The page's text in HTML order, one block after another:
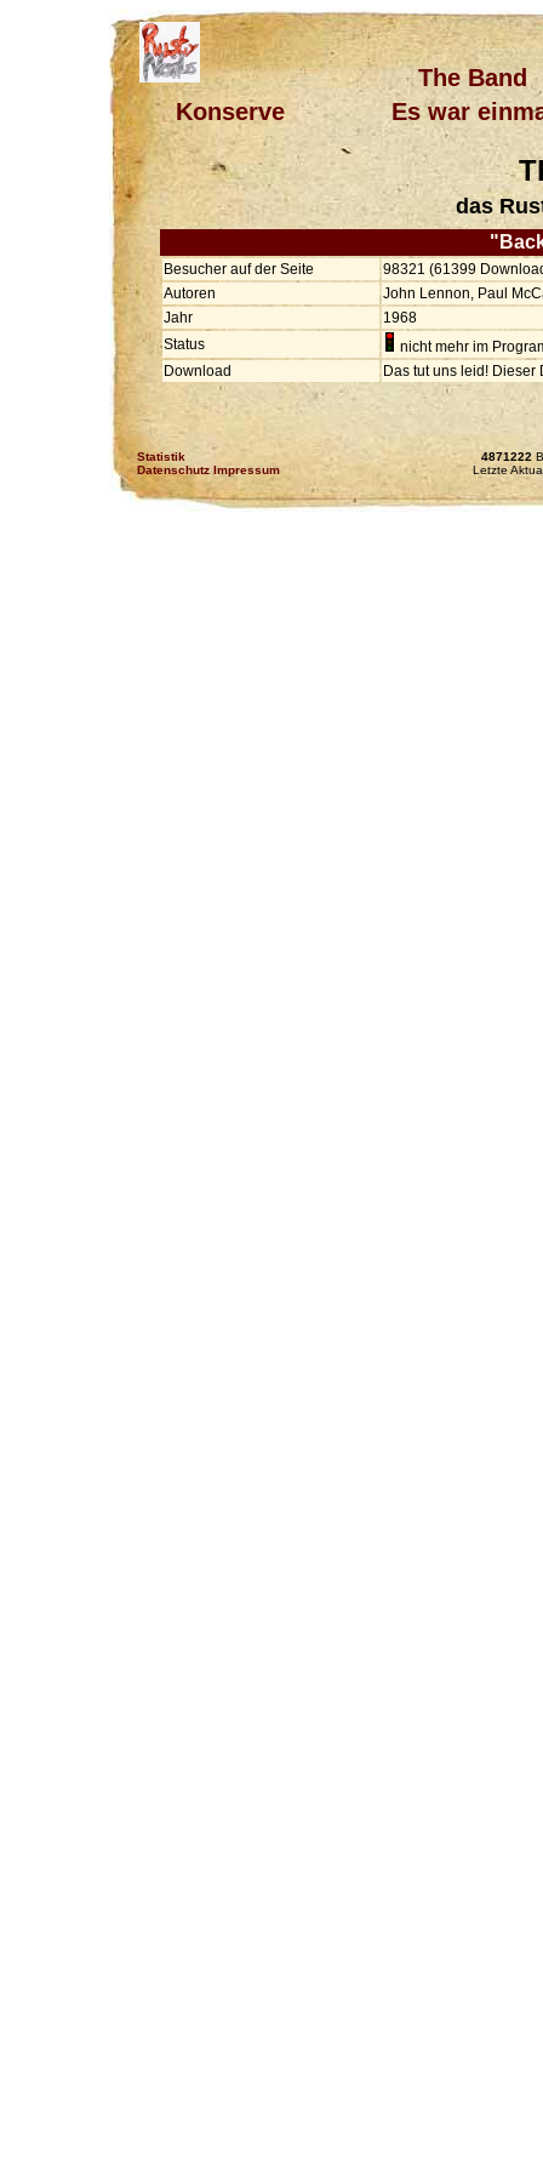
The Band
Konserve
Es war
das
Besucher auf der Seite
98321 (61399
Autoren
John Lennon, Paul
Jahr
1968
Status
nicht mehr im
Download
Das tut uns leid!
Statistik
Datenschutz Impressum
4871222
Letzte